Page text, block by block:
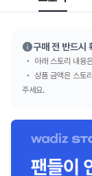
구매 전 반드시
아래 스토리 내용
상품 금액은 스토
주세요.